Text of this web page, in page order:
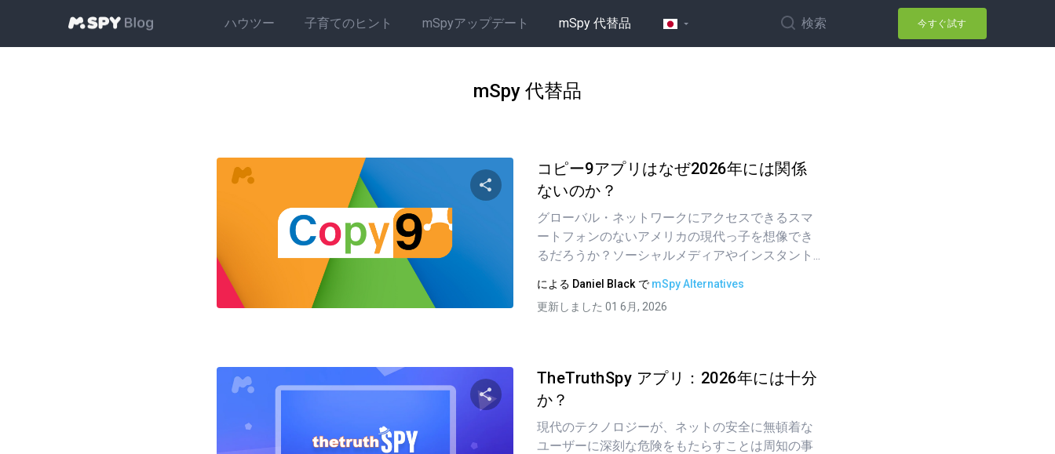
ハウツー 子育てのヒント mSpyアップデート mSpy 代替品 検索 今すぐ試す
mSpy 代替品
この記事を共有する
フェイスブック リンクをコピーする
コピー9アプリはなぜ2026年には関係
ないのか？
グローバル・ネットワークにアクセスできるスマ
ートフォンのないアメリカの現代っ子を想像でき
るだろうか？ソーシャルメディアやインスタント...
による Daniel Black で mSpy Alternatives
更新しました 01 6月, 2026
この記事を共有する
TheTruthSpy アプリ：2026年には十分
か？
現代のテクノロジーが、ネットの安全に無頓着な
ユーザーに深刻な危険をもたらすことは周知の事